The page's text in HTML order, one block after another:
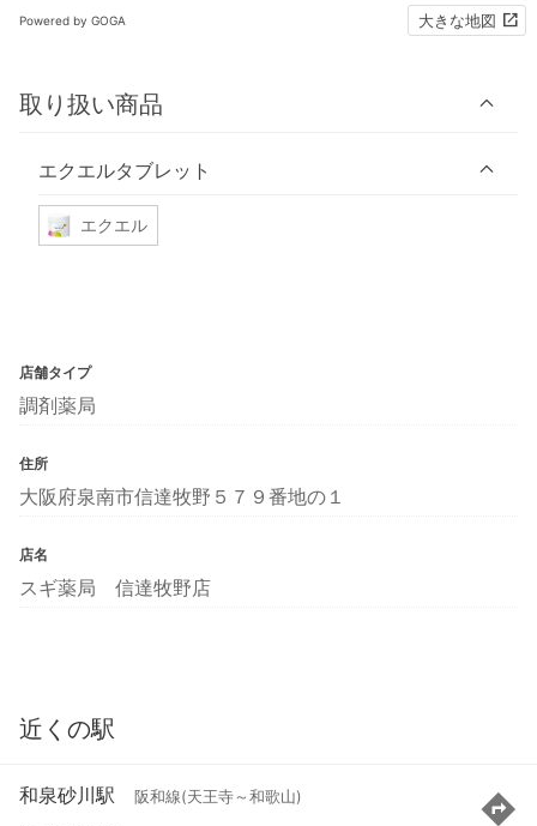
Powered by GOGA 大きな地図
取り扱い商品
エクエルタブレット
エクエル
店舗タイプ
調剤薬局
住所
大阪府泉南市信達牧野５７９番地の１
店名
スギ薬局 信達牧野店
近くの駅
和泉砂川駅 阪和線(天王寺～和歌山)